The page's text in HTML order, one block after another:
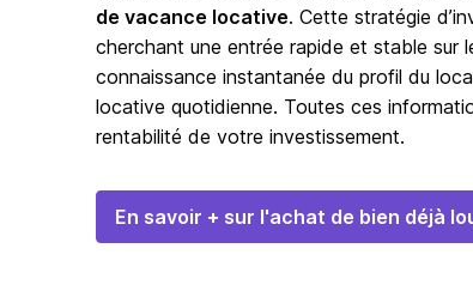
de vacance locative. Cette stratégie
cherchant une entrée rapide et stable sur
connaissance instantanée du profil du
locative quotidienne. Toutes ces
rentabilité de votre investissement.
En savoir + sur l'achat de bien déjà